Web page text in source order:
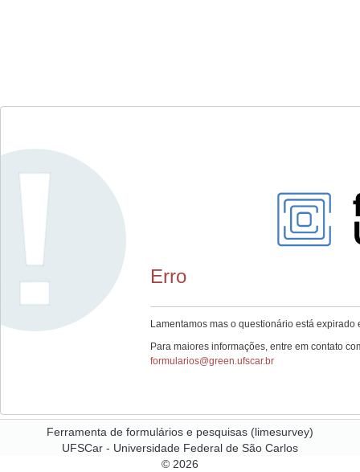
Erro
Lamentamos mas o questionário está expirado
Para maiores informações, entre em contato
formularios@green.ufscar.br
Ferramenta de formulários e pesquisas (limesurvey)
UFSCar - Universidade Federal de São Carlos
© 2026